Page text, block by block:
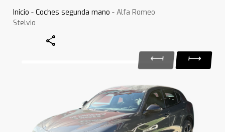
Inicio -Coches segunda mano - Alfa Romeo
Stelvio
Share